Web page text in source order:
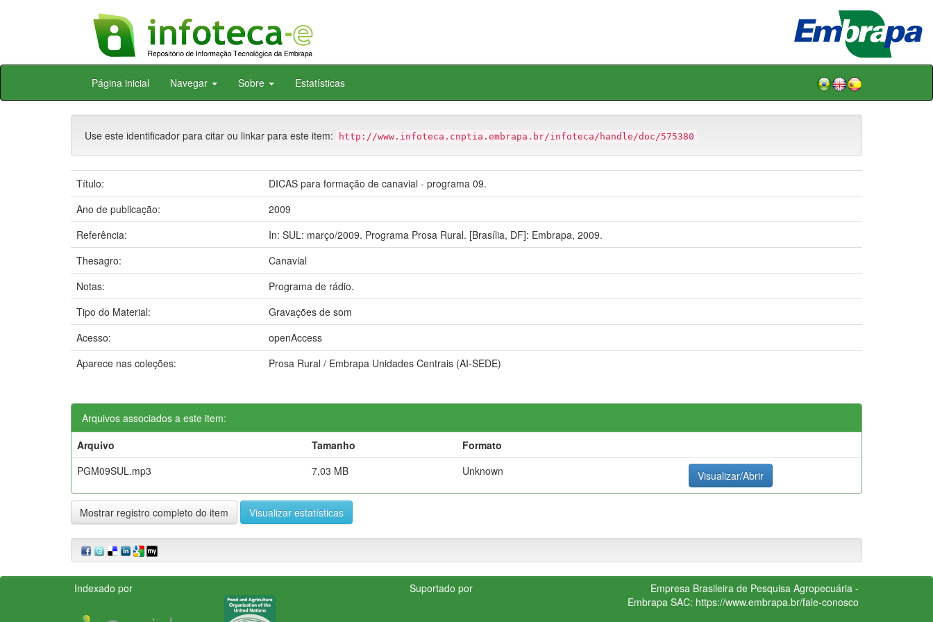
Skip
Página inicial Navegar Sobre Estatísticas
Use este identificador para citar ou linkar para este item: http://www.infoteca.cnptia.embrapa.br/infoteca/handle/doc/575380
Título:
DICAS para formação de canavial - programa 09.
Ano de publicação:
2009
Referência:
In: SUL: março/2009. Programa Prosa Rural. [Brasília, DF]: Embrapa, 2009.
Thesagro:
Canavial
Notas:
Programa de rádio.
Tipo do Material:
Gravações de som
Acesso:
openAccess
Aparece nas coleções:
Prosa Rural / Embrapa Unidades Centrais (AI-SEDE)
Arquivos associados a este item:
Arquivo
Tamanho
Formato
PGM09SUL.mp3
7,03 MB Unknown Visualizar/Abrir
Mostrar registro completo do item Visualizar estatísticas
Indexado por Suportado por
Empresa Brasileira de Pesquisa Agropecuária -
Embrapa SAC: https://www.embrapa.br/fale-conosco